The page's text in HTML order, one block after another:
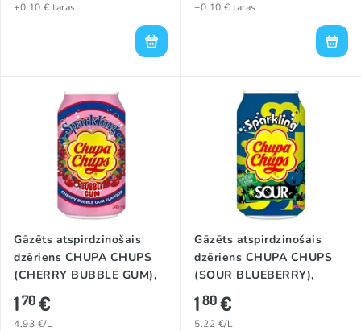
+0.10 € taras
+0.10 € taras
Gāzēts atspirdzinošais
dzēriens CHUPA CHUPS
(CHERRY BUBBLE GUM),
345ml
170€
4.93 €/L
Gāzēts atspirdzinošais
dzēriens CHUPA CHUPS
(SOUR BLUEBERRY),
345ml
180€
5.22 €/L